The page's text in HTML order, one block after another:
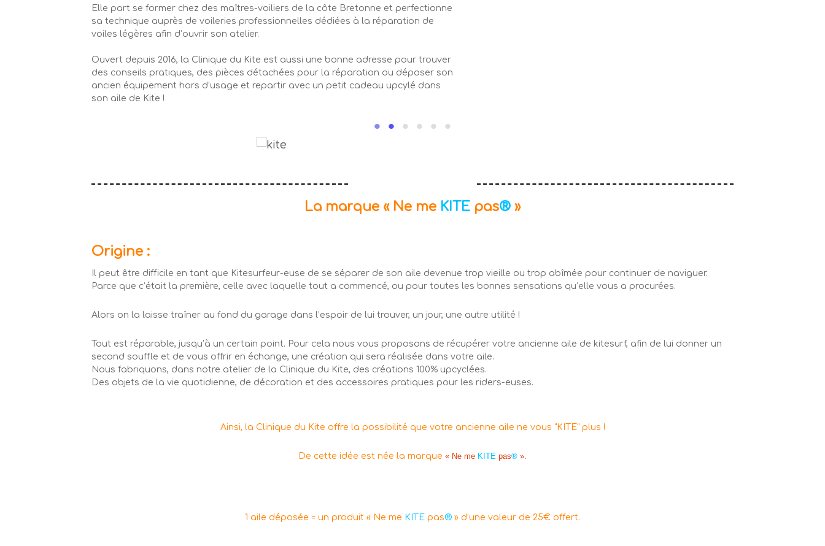
Elle part se former chez des maîtres-voiliers de la côte Bretonne et perfectionne
sa technique auprès de voileries professionnelles dédiées à la réparation de
voiles légères afin d’ouvrir son atelier.
Ouvert depuis 2016, la Clinique du Kite est aussi une bonne adresse pour trouver
des conseils pratiques, des pièces détachées pour la réparation ou déposer son
ancien équipement hors d’usage et repartir avec un petit cadeau upcylé dans
son aile de Kite !
• • • • • •
La marque «Ne me KITE pas® »
Origine :
Il peut être difficile en tant que Kitesurfeur-euse de se séparer de son aile devenue trop vieille ou trop abîmée pour continuer de naviguer.
Parce que c’était la première, celle avec laquelle tout a commencé, ou pour toutes les bonnes sensations qu’elle vous a procurées.
Alors on la laisse traîner au fond du garage dans l’espoir de lui trouver, un jour, une autre utilité !
Tout est réparable, jusqu’à un certain point. Pour cela nous vous proposons de récupérer votre ancienne aile de kitesurf, afin de lui donner un
second souffle et de vous offrir en échange, une création qui sera réalisée dans votre aile.
Nous fabriquons, dans notre atelier de la Clinique du Kite, des créations 100% upcyclées.
Des objets de la vie quotidienne, de décoration et des accessoires pratiques pour les riders-euses.
Ainsi, la Clinique du Kite offre la possibilité que votre ancienne aile ne vous "KITE" plus !
De cette idée est née la marque « Ne me KITE pas® ».
1 aile déposée = un produit « Ne me KITE pas® » d’une valeur de 25€ offert.